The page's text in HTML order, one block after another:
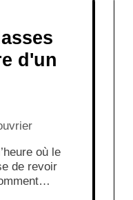
d'un
où le
de revoir